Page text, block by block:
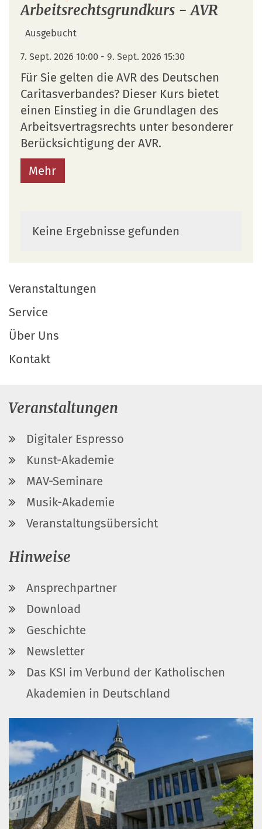
Arbeitsrechtsgrundkurs - AVR
Ausgebucht
7. Sept. 2026 10:00 - 9. Sept. 2026 15:30
Für Sie gelten die AVR des Deutschen
Caritasverbandes? Dieser Kurs bietet
einen Einstieg in die Grundlagen des
Arbeitsvertragsrechts unter besonderer
Berücksichtigung der AVR.
Mehr
Keine Ergebnisse gefunden
Veranstaltungen
Service
Über Uns
Kontakt
Veranstaltungen
Digitaler Espresso
Kunst-Akademie
MAV-Seminare
Musik-Akademie
Veranstaltungsübersicht
Hinweise
Ansprechpartner
Download
Geschichte
Newsletter
Das KSI im Verbund der Katholischen
Akademien in Deutschland